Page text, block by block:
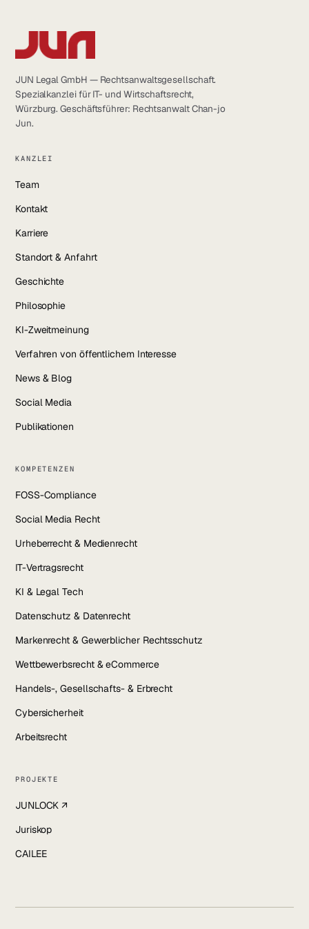
JUN Legal GmbH — Rechtsanwaltsgesellschaft.
Spezialkanzlei für IT- und Wirtschaftsrecht,
Würzburg. Geschäftsführer: Rechtsanwalt Chan-jo
Jun.
KANZLEI
Team
Kontakt
Karriere
Standort & Anfahrt
Geschichte
Philosophie
KI-Zweitmeinung
Verfahren von öffentlichem Interesse
News & Blog
Social Media
Publikationen
KOMPETENZEN
FOSS-Compliance
Social Media Recht
Urheberrecht & Medienrecht
IT-Vertragsrecht
KI & Legal Tech
Datenschutz & Datenrecht
Markenrecht & Gewerblicher Rechtsschutz
Wettbewerbsrecht & eCommerce
Handels-, Gesellschafts- & Erbrecht
Cybersicherheit
Arbeitsrecht
PROJEKTE
JUNLOCK ↗
Juriskop
CAILEE